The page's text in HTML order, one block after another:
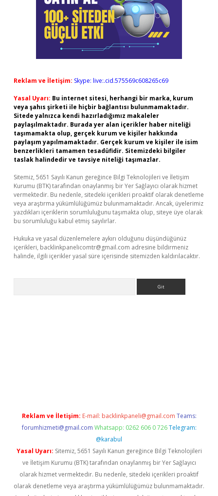
Reklam ve İletişim: Skype: live:.cid.575569c608265c69
Yasal Uyarı: Bu internet sitesi, herhangi bir marka, kurum
veya şahıs şirketi ile hiçbir bağlantısı bulunmamaktadır.
Sitede yalnızca kendi hazırladığımız makaleler
paylaşılmaktadır. Burada yer alan içerikler haber niteliği
taşımamakta olup, gerçek kurum ve kişiler hakkında
paylaşım yapılmamaktadır. Gerçek kurum ve kişiler ile isim
benzerlikleri tamamen tesadüfidir. Sitemizdeki bilgiler
taslak halindedir ve tavsiye niteliği taşımazlar.
Sitemiz, 5651 Sayılı Kanun gereğince Bilgi Teknolojileri ve İletişim
Kurumu (BTK) tarafından onaylanmış bir Yer Sağlayıcı olarak hizmet
vermektedir. Bu nedenle, sitedeki içerikleri proaktif olarak denetleme
veya araştırma yükümlülüğümüz bulunmamaktadır. Ancak, üyelerimiz
yazdıkları içeriklerin sorumluluğunu taşımakta olup, siteye üye olarak
bu sorumluluğu kabul etmiş sayılırlar.
Hukuka ve yasal düzenlemelere aykırı olduğunu düşündüğünüz
içerikleri, backlinkpanelicomtr@gmail.com adresine bildirmeniz
halinde, ilgili içerikler yasal süre içerisinde sitemizden kaldırılacaktır.
Reklam ve İletişim: E-mail: backlinkpaneli@gmail.com Teams:
forumhizmeti@gmail.com Whatsapp: 0262 606 0 726 Telegram:
@karabul
Yasal Uyarı: Sitemiz, 5651 Sayılı Kanun gereğince Bilgi Teknolojileri
ve İletişim Kurumu (BTK) tarafından onaylanmış bir Yer Sağlayıcı
olarak hizmet vermektedir. Bu nedenle, sitedeki içerikleri proaktif
olarak denetleme veya araştırma yükümlülüğümüz bulunmamaktadır.